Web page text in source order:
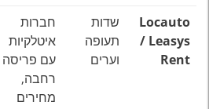
Locauto
/ Leasys
Rent
שדות
תעופה
וערים
חברות
איטלקיות
עם פריסה
רחבה,
מחירים